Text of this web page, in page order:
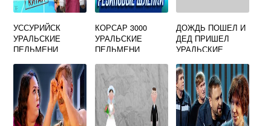
УССУРИЙСК
УРАЛЬСКИЕ
ПЕЛЬМЕНИ
КОРСАР 3000
УРАЛЬСКИЕ
ПЕЛЬМЕНИ
ДОЖДЬ ПОШЕЛ И
ДЕД ПРИШЕЛ
УРАЛЬСКИЕ